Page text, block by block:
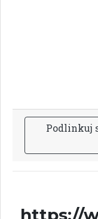
Podlinkuj
https://